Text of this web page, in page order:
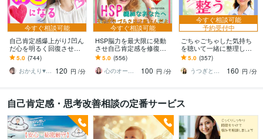
今すぐ相談可能
自己肯定感爆上がり⤴︎凹ん
だ心を明るく回復させま
す 本来のあなたの素敵を
超発掘✨あふれる愛情で褒
めちぎります❤️
5.0 (744)
おかえり♥️岡えり子 120 円 /分
今すぐ相談可能
HSP脳力を最大限に発動
させ自己肯定感を修復し
ます 自分の発言への後悔
とダメ出しを止め心地よ
い眠りにつきましょう
5.0 (556)
心のオープナーはる
100 円 /分
今すぐ相談可能
予約受付中
ごちゃごちゃした気持ち
を聴いて一緒に整理しま
す 自動思考ストップ！話
すうちに原因がわかり気
持ちが整います
5.0 (357)
うつぎともこ（けんちゃんママ♪）
160 円 /分
自己肯定感・思考改善相談の定番サービス